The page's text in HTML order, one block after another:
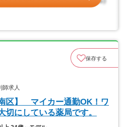
保存する
求人
区】 マイカー通勤OK！ワ
切にしている薬局です。